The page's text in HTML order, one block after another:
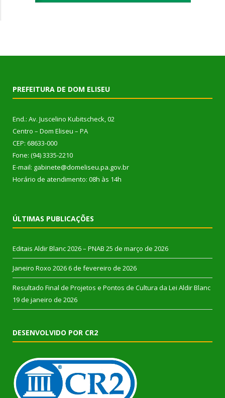
PREFEITURA DE DOM ELISEU
End.: Av. Juscelino Kubitscheck, 02
Centro – Dom Eliseu – PA
CEP: 68633-000
Fone: (94) 3335-2210
E-mail: gabinete@domeliseu.pa.gov.br
Horário de atendimento: 08h às 14h
ÚLTIMAS PUBLICAÇÕES
Editais Aldir Blanc 2026 – PNAB 25 de março de 2026
Janeiro Roxo 2026 6 de fevereiro de 2026
Resultado Final de Projetos e Pontos de Cultura da Lei Aldir Blanc
19 de janeiro de 2026
DESENVOLVIDO POR CR2